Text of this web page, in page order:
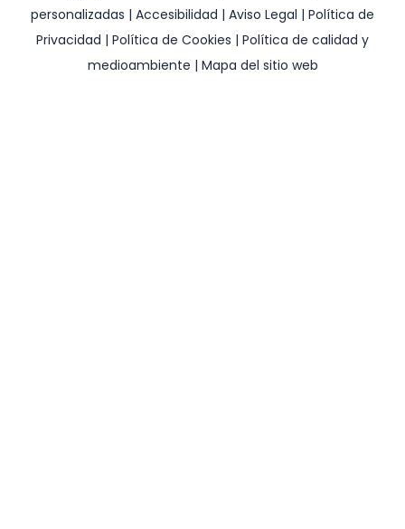
personalizadas | Accesibilidad | Aviso Legal | Política de
Privacidad | Política de Cookies | Política de calidad y
medioambiente | Mapa del sitio web